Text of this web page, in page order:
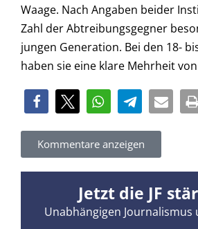
Waage. Nach Angaben beider
Zahl der Abtreibungsgegner
jungen Generation. Bei den 18-
haben sie eine klare Mehrheit
Kommentare anzeigen
Jetzt die JF
Unabhängigen